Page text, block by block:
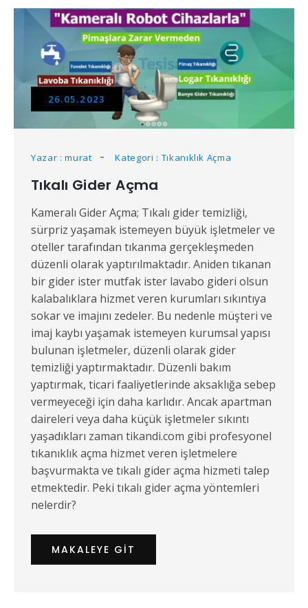
26.05.2023
Yazar : murat Kategori : Tıkanıklık Açma
Tıkalı Gider Açma
Kameralı Gider Açma; Tıkalı gider temizliği,
sürpriz yaşamak istemeyen büyük işletmeler ve
oteller tarafından tıkanma gerçekleşmeden
düzenli olarak yaptırılmaktadır. Aniden tıkanan
bir gider ister mutfak ister lavabo gideri olsun
kalabalıklara hizmet veren kurumları sıkıntıya
sokar ve imajını zedeler. Bu nedenle müşteri ve
imaj kaybı yaşamak istemeyen kurumsal yapısı
bulunan işletmeler, düzenli olarak gider
temizliği yaptırmaktadır. Düzenli bakım
yaptırmak, ticari faaliyetlerinde aksaklığa sebep
vermeyeceği için daha karlıdır. Ancak apartman
daireleri veya daha küçük işletmeler sıkıntı
yaşadıkları zaman tikandi.com gibi profesyonel
tıkanıklık açma hizmet veren işletmelere
başvurmakta ve tıkalı gider açma hizmeti talep
etmektedir. Peki tıkalı gider açma yöntemleri
nelerdir?
MAKALEYE GIT